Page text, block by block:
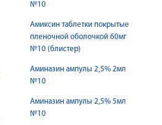
№10
Амиксин таблетки покрытые
пленочной оболочкой 60мг
№10 (блистер)
Аминазин ампулы 2,5% 2мл
№10
Аминазин ампулы 2,5% 5мл
№10